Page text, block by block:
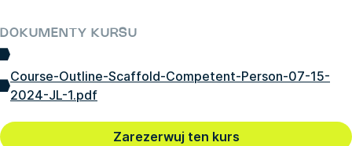
DOKUMENTY KURSU
Course-Outline-Scaffold-Competent-Person-07-15-
2024-JL-1.pdf
Zarezerwuj ten kurs